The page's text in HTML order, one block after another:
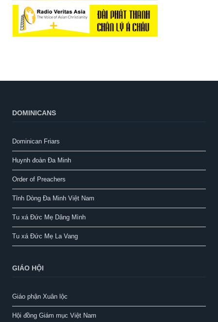
DOMINICANS
Dominican Friars
Huynh đoàn Đa Minh
Order of Preachers
Tỉnh Dòng Đa Minh Việt Nam
Tu xá Đức Mẹ Dâng Mình
Tu xá Đức Mẹ La Vang
GIÁO HỘI
Giáo phận Xuân lộc
Hội đồng Giám mục Việt Nam